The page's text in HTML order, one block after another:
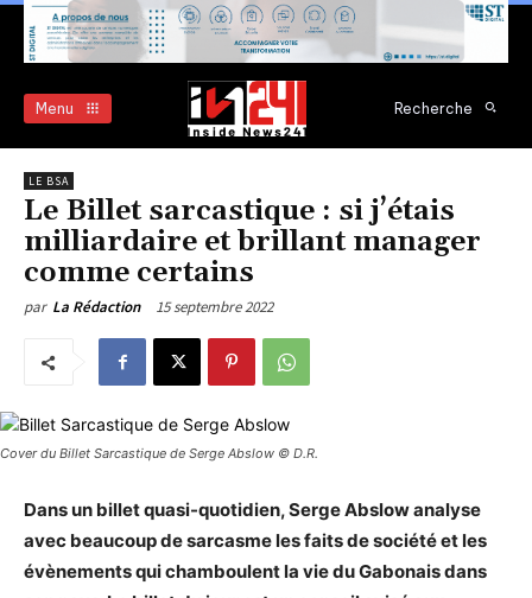
Menu Recherche
LE BSA
Le Billet sarcastique : si j’étais
milliardaire et brillant manager
comme certains
par La Rédaction 15 septembre 2022
Cover du Billet Sarcastique de Serge Abslow © D.R.
Dans un billet quasi-quotidien, Serge Abslow analyse
avec beaucoup de sarcasme les faits de société et les
évènements qui chamboulent la vie du Gabonais dans